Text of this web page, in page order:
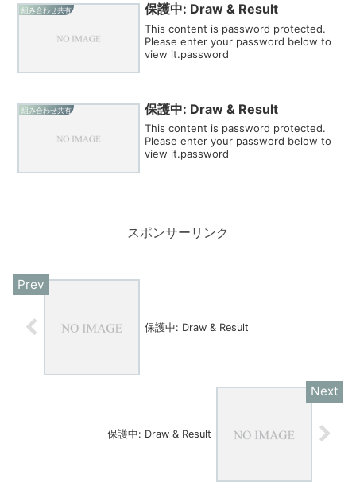
組み合わせ共有 保護中: Draw & Result
This content is password protected.
Please enter your password below to
view it.password
組み合わせ共有 保護中: Draw & Result
This content is password protected.
Please enter your password below to
view it.password
スポンサーリンク
保護中: Draw & Result
保護中: Draw & Result